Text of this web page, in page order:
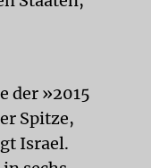
der »2015
Spitze,
Israel.